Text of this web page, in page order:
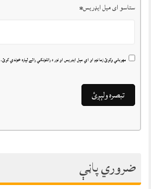
ستاسو ای میل ایډریس*
مهرباني وکړئ زما نوم او اي مېل ايډريس او نور د راتلونکي رائے لپاره خوندي کړئ.
ضروري پاڼې